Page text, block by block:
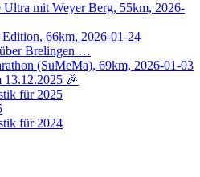
mit Weyer Berg, 55km, 2026-
66km, 2026-01-24
Brelingen …
(SuMeMa), 69km, 2026-01-03
13.12.2025 🎉
für 2025
für 2024